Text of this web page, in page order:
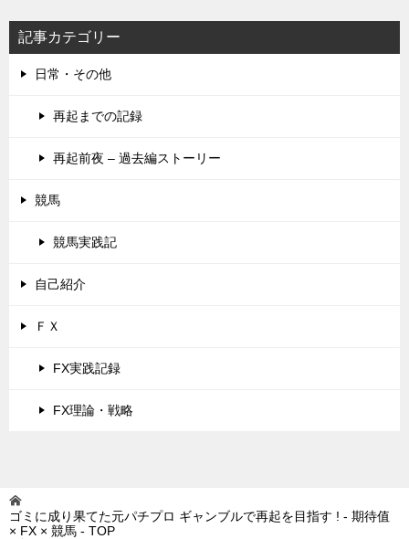
記事カテゴリー
日常・その他
再起までの記録
再起前夜 – 過去編ストーリー
競馬
競馬実践記
自己紹介
ＦＸ
FX実践記録
FX理論・戦略
ゴミに成り果てた元パチプロ ギャンブルで再起を目指す ! - 期待值
× FX × 競馬 - TOP